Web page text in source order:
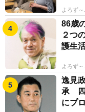
よろず
86歳
２つ
護生
よろず
逸見
承 四
にプ